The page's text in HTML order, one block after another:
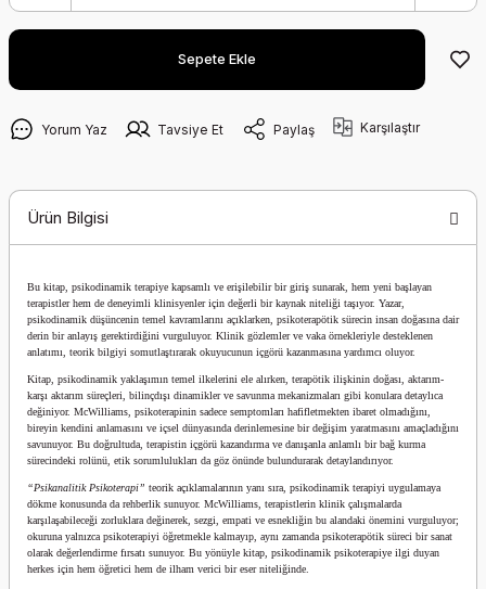
Sepete Ekle
Yorum Yaz Tavsiye Et Paylaş Karşılaştır
Ürün Bilgisi
Bu kitap, psikodinamik terapiye kapsamlı ve erişilebilir bir giriş sunarak, hem yeni başlayan
terapistler hem de deneyimli klinisyenler için değerli bir kaynak niteliği taşıyor. Yazar,
psikodinamik düşüncenin temel kavramlarını açıklarken, psikoterapötik sürecin insan doğasına dair
derin bir anlayış gerektirdiğini vurguluyor. Klinik gözlemler ve vaka örnekleriyle desteklenen
anlatımı, teorik bilgiyi somutlaştırarak okuyucunun içgörü kazanmasına yardımcı oluyor.
Kitap, psikodinamik yaklaşımın temel ilkelerini ele alırken, terapötik ilişkinin doğası, aktarım-
karşı aktarım süreçleri, bilinçdışı dinamikler ve savunma mekanizmaları gibi konulara detaylıca
değiniyor. McWilliams, psikoterapinin sadece semptomları hafifletmekten ibaret olmadığını,
bireyin kendini anlamasını ve içsel dünyasında derinlemesine bir değişim yaratmasını amaçladığını
savunuyor. Bu doğrultuda, terapistin içgörü kazandırma ve danışanla anlamlı bir bağ kurma
sürecindeki rolünü, etik sorumlulukları da göz önünde bulundurarak detaylandırıyor.
“Psikanalitik Psikoterapi” teorik açıklamalarının yanı sıra, psikodinamik terapiyi uygulamaya
dökme konusunda da rehberlik sunuyor. McWilliams, terapistlerin klinik çalışmalarda
karşılaşabileceği zorluklara değinerek, sezgi, empati ve esnekliğin bu alandaki önemini vurguluyor;
okuruna yalnızca psikoterapiyi öğretmekle kalmayıp, aynı zamanda psikoterapötik süreci bir sanat
olarak değerlendirme fırsatı sunuyor. Bu yönüyle kitap, psikodinamik psikoterapiye ilgi duyan
herkes için hem öğretici hem de ilham verici bir eser niteliğinde.